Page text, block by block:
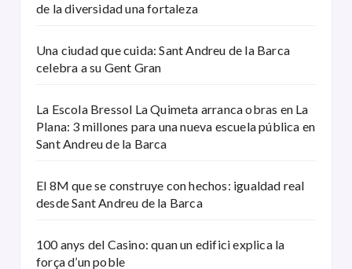
de la diversidad una fortaleza
Una ciudad que cuida: Sant Andreu de la Barca
celebra a su Gent Gran
La Escola Bressol La Quimeta arranca obras en La
Plana: 3 millones para una nueva escuela pública en
Sant Andreu de la Barca
El 8M que se construye con hechos: igualdad real
desde Sant Andreu de la Barca
100 anys del Casino: quan un edifici explica la
força d’un poble